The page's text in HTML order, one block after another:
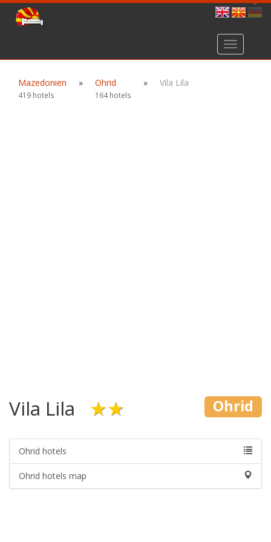
Toggle
navigation
Mazedonien
419 hotels
» Ohrid
164 hotels
» Vila Lila
Vila Lila ★★ Ohrid
Ohrid hotels
Ohrid hotels map